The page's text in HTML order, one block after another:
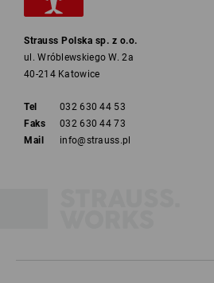
Strauss Polska sp. z o.o.
ul. Wróblewskiego W. 2a
40-214 Katowice
Tel
032 630 44 53
Faks
032 630 44 73
Mail
info@strauss.pl